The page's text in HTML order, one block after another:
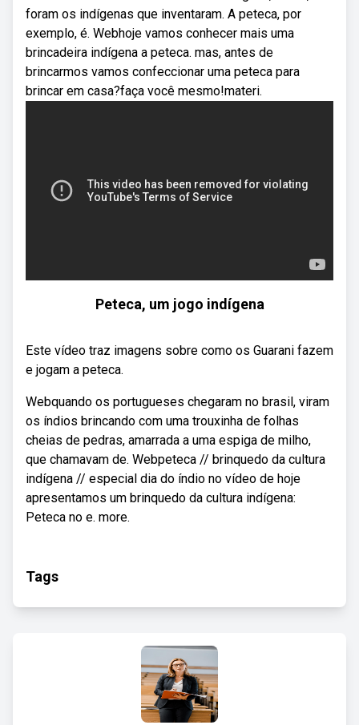
foram os indígenas que inventaram. A peteca, por
exemplo, é. Webhoje vamos conhecer mais uma
brincadeira indígena a peteca. mas, antes de
brincarmos vamos confeccionar uma peteca para
brincar em casa?faça você mesmo!materi.
Peteca, um jogo indígena
Este vídeo traz imagens sobre como os Guarani fazem
e jogam a peteca.
Webquando os portugueses chegaram no brasil, viram
os índios brincando com uma trouxinha de folhas
cheias de pedras, amarrada a uma espiga de milho,
que chamavam de. Webpeteca // brinquedo da cultura
indígena // especial dia do índio no vídeo de hoje
apresentamos um brinquedo da cultura indígena:
Peteca no e. more.
Tags